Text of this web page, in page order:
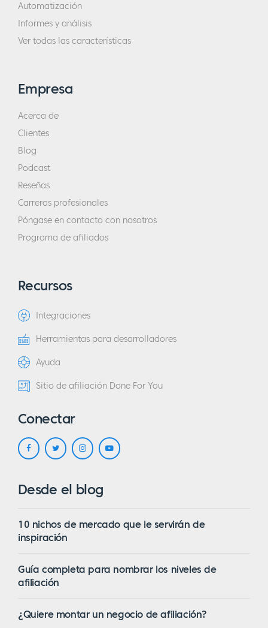
Automatización
Informes y análisis
Ver todas las características
Empresa
Acerca de
Clientes
Blog
Podcast
Reseñas
Carreras profesionales
Póngase en contacto con nosotros
Programa de afiliados
Recursos
Integraciones
Herramientas para desarrolladores
Ayuda
Sitio de afiliación Done For You
Conectar
Desde el blog
10 nichos de mercado que le servirán de
inspiración
Guía completa para nombrar los niveles de
afiliación
¿Quiere montar un negocio de afiliación?